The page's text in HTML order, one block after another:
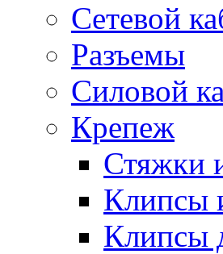
Сетевой
Разъемы
Силовой
Крепеж
Стяжки
Клипсы
Клипсы